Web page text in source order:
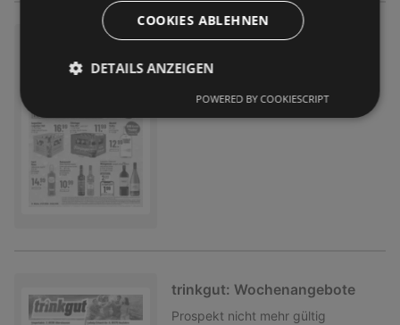
trinkgut: Wochenangebote
Prospekt
trinkgut: Wochenangebote
Prospekt nicht mehr gültig
COOKIES ABLEHNEN
DETAILS ANZEIGEN
POWERED BY COOKIESCRIPT